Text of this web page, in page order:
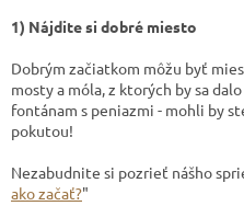
1) Nájdite si dobré miesto
Dobrým začiatkom môžu byť
mosty a móla, z ktorých by sa
fontánam s peniazmi - mohli by
pokutou!
Nezabudnite si pozrieť nášho
ako začať?"